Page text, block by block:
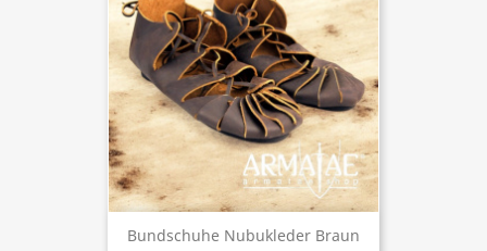
Bundschuhe Nubukleder Braun